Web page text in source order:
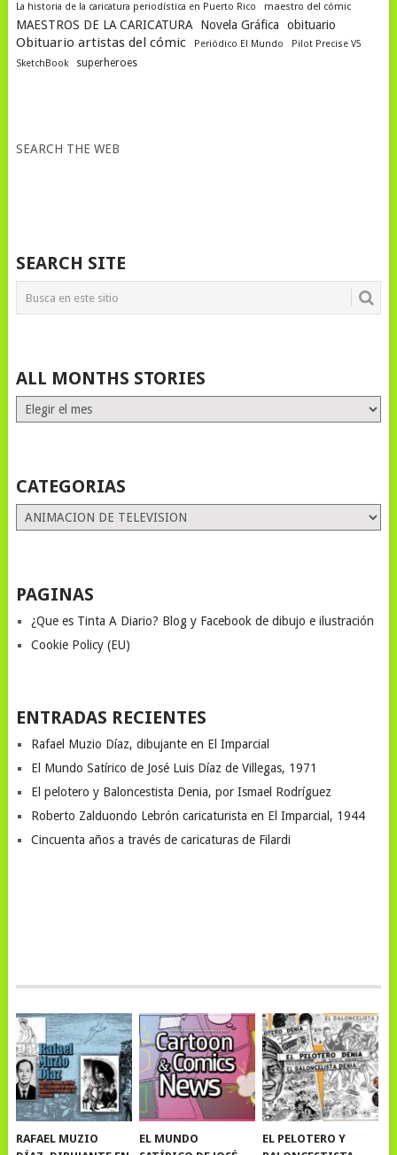
La historia de la caricatura periodística en Puerto Rico
maestro del cómic
MAESTROS DE LA CARICATURA Novela Gráfica obituario
Obituario artistas del cómic Periódico El Mundo
Pilot Precise V5
SketchBook
superheroes
SEARCH THE WEB
SEARCH SITE
ALL MONTHS STORIES
ALL
MONTHS
CATEGORIAS
Categorias
PAGINAS
¿Que es Tinta A Diario? Blog y Facebook de dibujo e ilustración
Cookie Policy (EU)
ENTRADAS RECIENTES
Rafael Muzio Díaz, dibujante en El Imparcial
El Mundo Satírico de José Luis Díaz de Villegas, 1971
El pelotero y Baloncestista Denia, por Ismael Rodríguez
Roberto Zalduondo Lebrón caricaturista en El Imparcial, 1944
Cincuenta años a través de caricaturas de Filardi
RAFAEL MUZIO
EL MUNDO
EL PELOTERO Y